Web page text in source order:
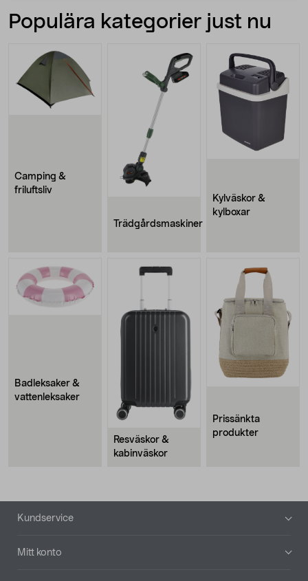
Populära kategorier just nu
Camping &
friluftsliv
Trädgårdsmaskiner
Kylväskor &
kylboxar
Badleksaker &
vattenleksaker
Resväskor &
kabinväskor
Prissänkta
produkter
Sidfot
Kundservice
Mitt konto